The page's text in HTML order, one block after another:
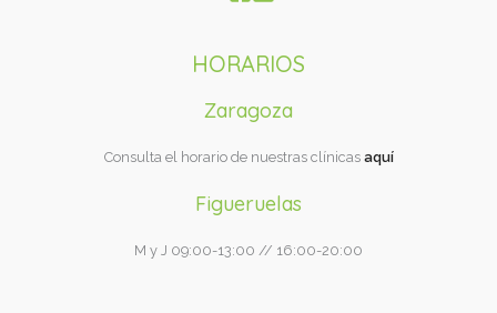
HORARIOS
Zaragoza
Consulta el horario de nuestras clínicas aquí
Figueruelas
M y J 09:00-13:00 // 16:00-20:00